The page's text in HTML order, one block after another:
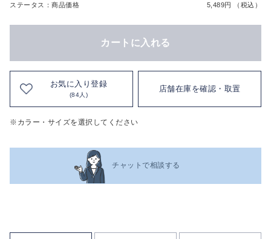
ステータス：商品価格 5,489円 （税込）
カートに入れる
お気に入り登録
(84人)
店舗在庫を確認・取置
※カラー・サイズを選択してください
チャットで相談する